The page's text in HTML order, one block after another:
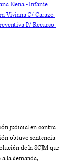
Elena - Infante
Viviana C/ Carazo
P/ Recurso
judicial en contra
obtuvo sentencia
de la SCJM que
la demanda,